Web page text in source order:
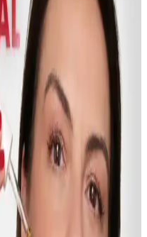
Varis ve Kılcal
Doğal Kozmetik
varis ve damar
ve güvenilir bir
Roller ve Pembe
Seti Özellikleri ve
masaj seti, yüz
sağlar. Yeşim ve
estetik ve fonksiyonel